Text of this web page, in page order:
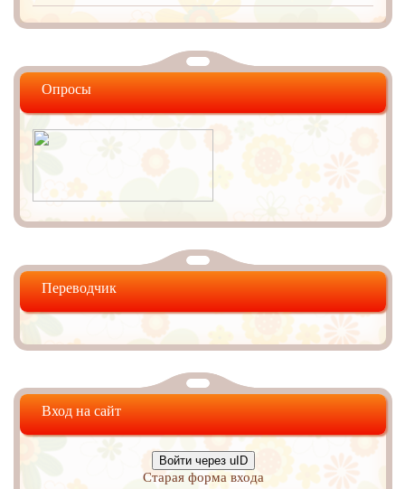
Опросы
Переводчик
Вход на сайт
Войти через uID
Старая форма входа